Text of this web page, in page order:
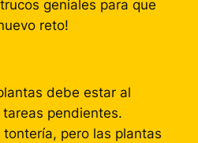
geniales para que
reto!
debe estar al
pendientes.
pero las plantas